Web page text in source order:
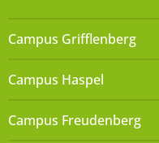
Campus Grifflenberg
Campus Haspel
Campus Freudenberg